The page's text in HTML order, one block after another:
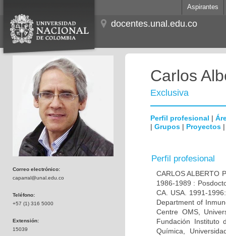
Aspirantes
docentes.unal.edu.co
Correo electrónico:
caparral@unal.edu.co
Teléfono:
+57 (1) 316 5000
Extensión:
15039
Carlos
Exclusiva
Perfil profesional |
| Grupos | Proyectos
Perfil profesional
CARLOS ALBERTO
1986-1989 :
CA. USA. 1991-
Department of
Centre OMS,
Fundación Instituto
Química,